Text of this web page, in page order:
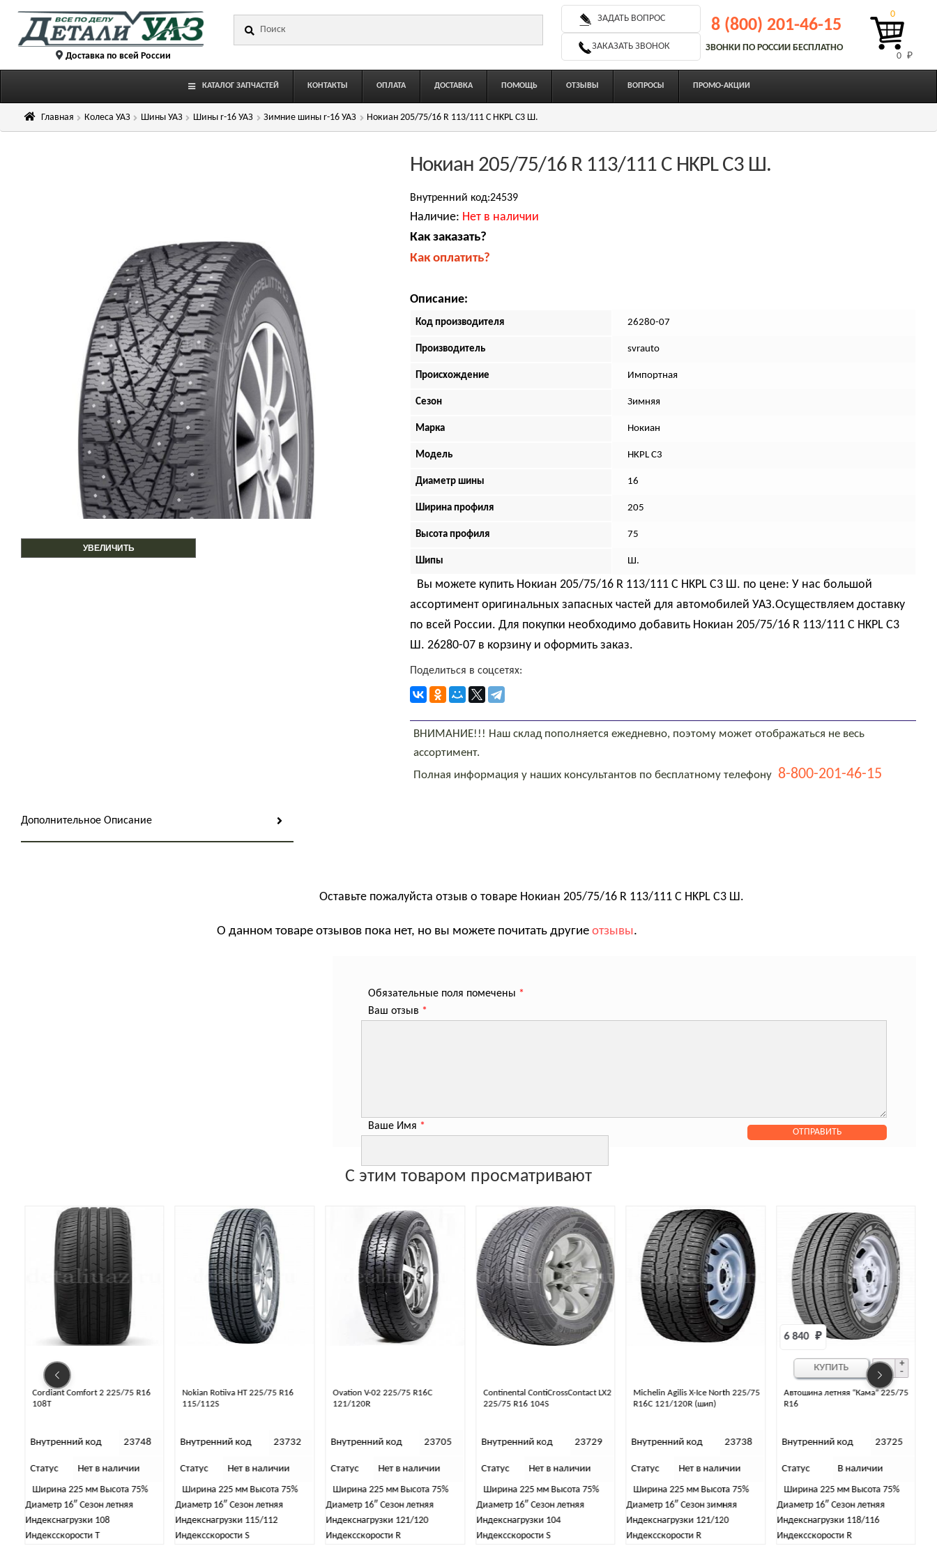
Перейти
Перейти
содержимому Доставка по всей России
ЗАДАТЬ ВОПРОС
ЗАКАЗАТЬ ЗВОНОК
8 (800) 201-46-15
ЗВОНКИ ПО РОССИИ БЕСПЛАТНО
0 ₽
0
КАТАЛОГ ЗАПЧАСТЕЙ КОНТАКТЫ ОПЛАТА ДОСТАВКА ПОМОЩЬ ОТЗЫВЫ ВОПРОСЫ ПРОМО-АКЦИИ
Главная Колеса УАЗ Шины УАЗ Шины r-16 УАЗ Зимние шины r-16 УАЗ Нокиан 205/75/16 R 113/111 C HKPL C3 Ш.
УВЕЛИЧИТЬ
Нокиан 205/75/16 R 113/111 C HKPL C3 Ш.
Внутренний код:24539
Наличие: Нет в наличии
Как заказать?
Как оплатить?
Описание:
Код производителя 26280-07
Производитель svrauto
Происхождение Импортная
Сезон Зимняя
Марка Нокиан
Модель HKPL C3
Диаметр шины 16
Ширина профиля 205
Высота профиля 75
Шипы Ш.
Вы можете купить Нокиан 205/75/16 R 113/111 C HKPL C3 Ш. по цене: У нас большой
ассортимент оригинальных запасных частей для автомобилей УАЗ.Осуществляем доставку
по всей России. Для покупки необходимо добавить Нокиан 205/75/16 R 113/111 C HKPL C3
Ш. 26280-07 в корзину и оформить заказ.
Поделиться в соцсетях:
ВНИМАНИЕ!!! Наш склад пополняется ежедневно, поэтому может отображаться не весь
ассортимент.
Полная информация у наших консультантов по бесплатному телефону 8-800-201-46-15
Дополнительное Описание
Оставьте пожалуйста отзыв о товаре Нокиан 205/75/16 R 113/111 C HKPL C3 Ш.
О данном товаре отзывов пока нет, но вы можете почитать другие отзывы.
Обязательные поля помечены *
Ваш отзыв *
Ваше Имя *
С этим товаром просматривают
Cordiant Comfort 2 225/75 R16
108T
Внутренний код 23748
Статус
Нет в наличии
Ширина 225 мм Высота 75%
Диаметр 16″ Сезон летняя
Индекснагрузки 108
Индексскорости T
Nokian Rotiiva HT 225/75 R16
115/112S
Внутренний код 23732
Статус
Нет в наличии
Ширина 225 мм Высота 75%
Диаметр 16″ Сезон летняя
Индекснагрузки 115/112
Индексскорости S
Ovation V-02 225/75 R16C
121/120R
Внутренний код 23705
Статус
Нет в наличии
Ширина 225 мм Высота 75%
Диаметр 16″ Сезон летняя
Индекснагрузки 121/120
Индексскорости R
Continental ContiCrossContact LX2
225/75 R16 104S
Внутренний код 23729
Статус
Нет в наличии
Ширина 225 мм Высота 75%
Диаметр 16″ Сезон летняя
Индекснагрузки 104
Индексскорости S
Michelin Agilis X-Ice North 225/75
R16C 121/120R (шип)
Внутренний код 23738
Статус
Нет в наличии
Ширина 225 мм Высота 75%
Диаметр 16″ Сезон зимняя
Индекснагрузки 121/120
Индексскорости R
Автошина летняя “Кама” 225/75
R16
6 840 ₽
Внутренний код 23725
Статус
В наличии
Ширина 225 мм Высота 75%
Диаметр 16″ Сезон летняя
Индекснагрузки 118/116
Индексскорости R
КУПИТЬ